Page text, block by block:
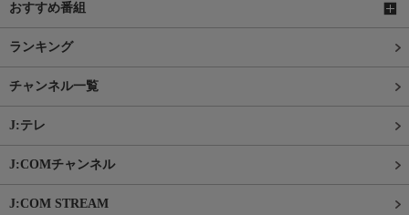
おすすめ番組
ランキング
チャンネル一覧
J:テレ
J:COMチャンネル
J:COM STREAM